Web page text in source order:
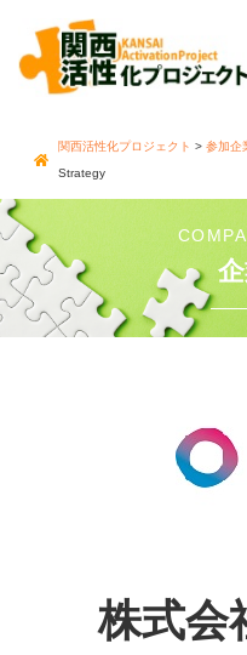
関西活性化プロジェクト > 参加企
Strategy
株式会